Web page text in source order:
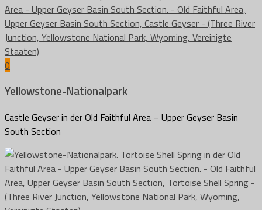
0
Yellowstone-Nationalpark
Castle Geyser in der Old Faithful Area – Upper Geyser Basin
South Section